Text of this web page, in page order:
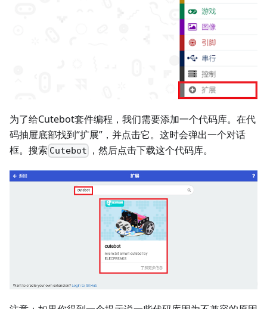
为了给Cutebot套件编程，我们需要添加一个代码库。在代
码抽屉底部找到“扩展”，并点击它。这时会弹出一个对话
框。搜索 Cutebot ，然后点击下载这个代码库。